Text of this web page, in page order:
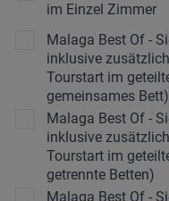
im Einzel Zimmer
Malaga Best Of -
inklusive
Tourstart im
gemeinsames Bett)
Malaga Best Of -
inklusive
Tourstart im
getrennte Betten)
Malaga Best Of -